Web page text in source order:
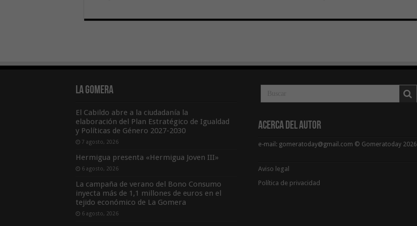
La Gomera
El Cabildo abre a la ciudadanía la
elaboración del Plan Estratégico de Igualdad
y Políticas de Género 2027-2030
7 agosto, 2026
Hermigua presenta «Hermigua Joven III»
6 agosto, 2026
La campaña de verano del Bono Consumo
inyecta más de 1,1 millones de euros en el
tejido económico de La Gomera
6 agosto, 2026
Acerca del Autor
e-mail: gomeratoday@gmail.com © Gomeratoday 2026
Aviso legal
Política de privacidad